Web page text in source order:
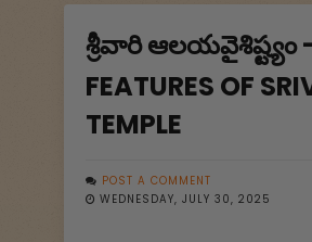
శ్రీవారి ఆలయవైశిష్ట్యం
FEATURES OF
TEMPLE
POST A COMMENT
WEDNESDAY, JULY 30, 2025